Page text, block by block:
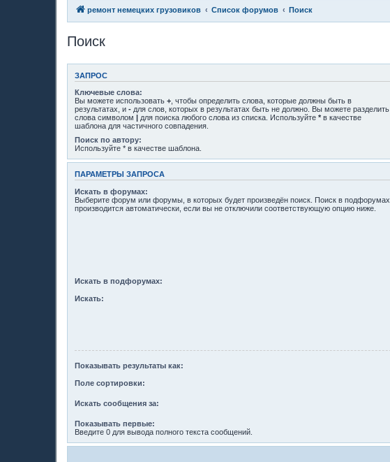
ремонт немецких грузовиков Список форумов Поиск
Поиск
ЗАПРОС
Ключевые слова:
Вы можете использовать + , чтобы определить слова, которые должны быть в
результатах, и - для слов, которых в результатах быть не должно. Вы можете разделить
слова символом | для поиска любого слова из списка. Используйте * в качестве
шаблона для частичного совпадения.
Поиск по автору:
Используйте * в качестве шаблона.
ПАРАМЕТРЫ ЗАПРОСА
Искать в форумах:
Выберите форум или форумы, в которых будет произведён поиск. Поиск в подфорумах
производится автоматически, если вы не отключили соответствующую опцию ниже.
Искать в подфорумах:
Искать:
Показывать результаты как:
Поле сортировки:
Искать сообщения за:
Показывать первые:
Введите 0 для вывода полного текста сообщений.